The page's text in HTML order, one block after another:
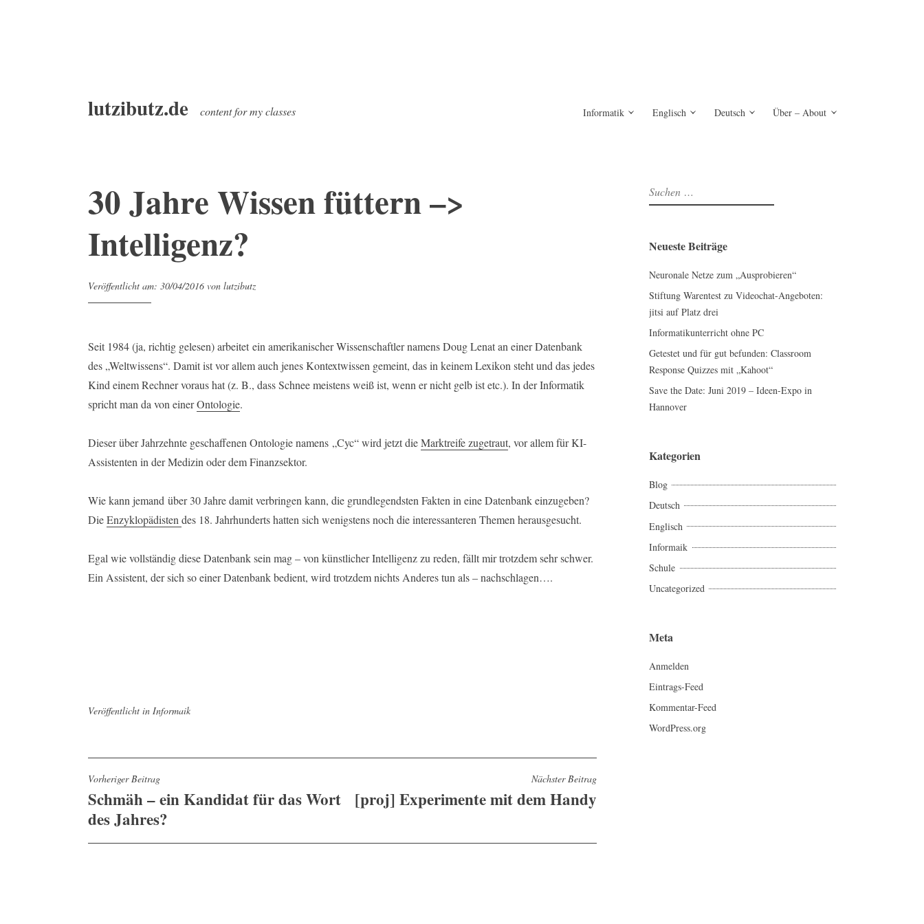
u
s
lutzibutz.de content for my classes Informatik Englisch Deutsch Über – About
30 Jahre Wissen füttern –>
Intelligenz?
Veröffentlicht am: 30/04/2016 von lutzibutz
Seit 1984 (ja, richtig gelesen) arbeitet ein amerikanischer Wissenschaftler namens Doug Lenat an einer Datenbank
des „Weltwissens“. Damit ist vor allem auch jenes Kontextwissen gemeint, das in keinem Lexikon steht und das jedes
Kind einem Rechner voraus hat (z. B., dass Schnee meistens weiß ist, wenn er nicht gelb ist etc.). In der Informatik
spricht man da von einerOntologie.
Dieser über Jahrzehnte geschaffenen Ontologie namens „Cyc“ wird jetzt dieMarktreife zugetraut, vor allem für KI-
Assistenten in der Medizin oder dem Finanzsektor.
Wie kann jemand über 30 Jahre damit verbringen kann, die grundlegendsten Fakten in eine Datenbank einzugeben?
DieEnzyklopädistendes 18. Jahrhunderts hatten sich wenigstens noch die interessanteren Themen herausgesucht.
Egal wie vollständig diese Datenbank sein mag – von künstlicher Intelligenz zu reden, fällt mir trotzdem sehr schwer.
Ein Assistent, der sich so einer Datenbank bedient, wird trotzdem nichts Anderes tun als – nachschlagen….
Veröffentlicht in Informaik
B
e
i
Vorheriger Beitrag
Schmäh – ein Kandidat für das Wort
des Jahres?
Nächster Beitrag
[proj] Experimente mit dem Handy
S
u
e
n
a
c
h
:
Neueste Beiträge
Neuronale Netze zum „Ausprobieren“
Stiftung Warentest zu Videochat-Angeboten:
jitsi auf Platz drei
Informatikunterricht ohne PC
Getestet und für gut befunden: Classroom
Response Quizzes mit „Kahoot“
Save the Date: Juni 2019 – Ideen-Expo in
Hannover
Kategorien
Blog
Deutsch
Englisch
Informaik
Schule
Uncategorized
Meta
Anmelden
Eintrags-Feed
Kommentar-Feed
WordPress.org